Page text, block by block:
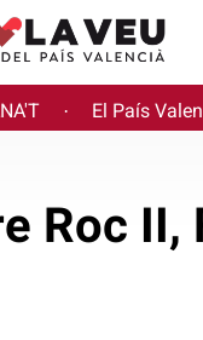
· El País
Roc